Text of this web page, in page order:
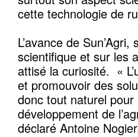
cette technologie de
L’avance de
scientifique et sur les
attisé la curiosité. «
et promouvoir des
donc tout naturel
développement de
déclaré Antoine